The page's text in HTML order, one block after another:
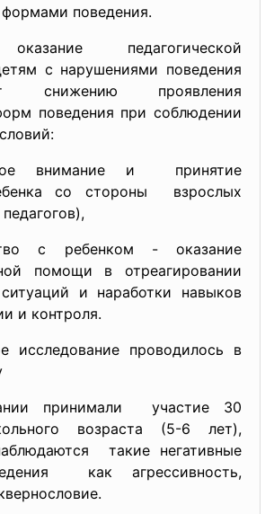
поведения.
педагогической
с нарушениями поведения
снижению проявления
поведения при соблюдении
внимание и принятие
со стороны взрослых
с ребенком - оказание
помощи в отреагировании
и наработки навыков
и контроля.
исследование проводилось в
принимали участие 30
возраста (5-6 лет),
такие негативные
как агрессивность,